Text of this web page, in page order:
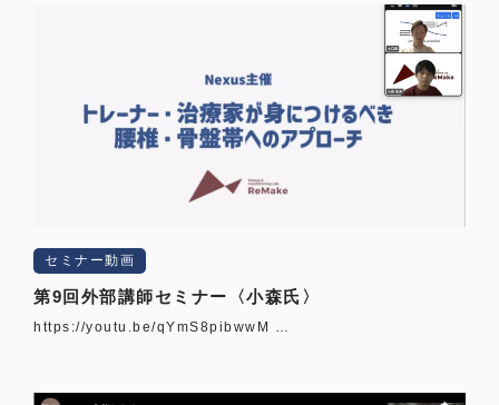
セミナー動画
第9回外部講師セミナー〈小森氏〉
https://youtu.be/qYmS8pibwwM …